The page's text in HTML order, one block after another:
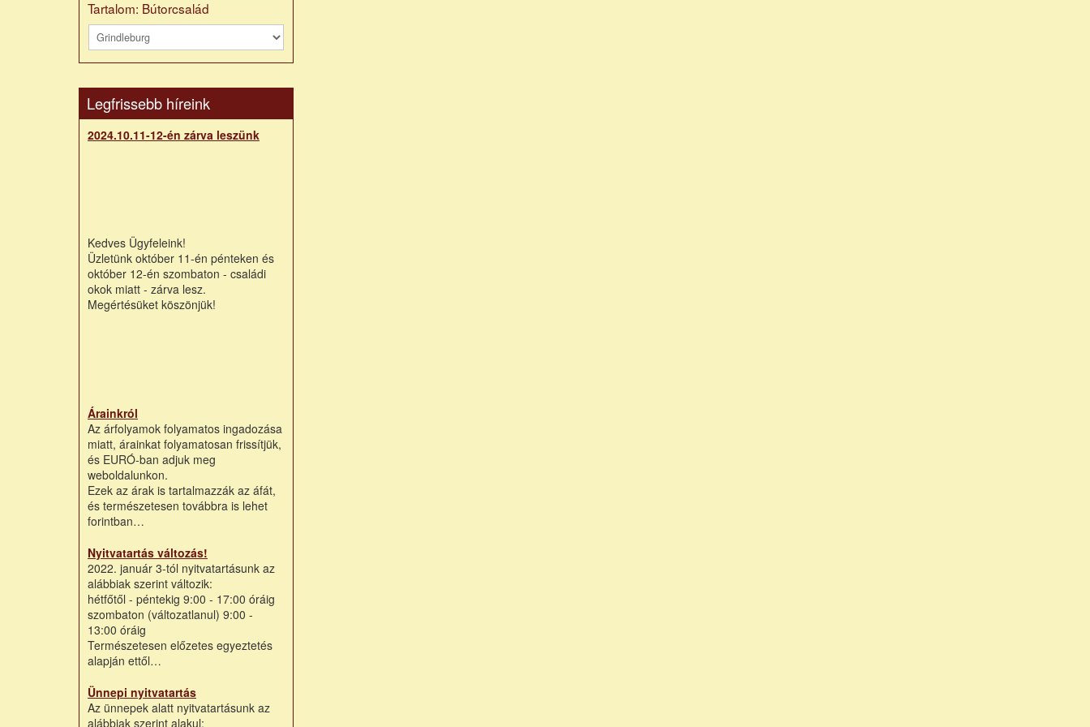
Tartalom: Bútorcsalád
Legfrissebb híreink
2024.10.11-12-én zárva leszünk
Kedves Ügyfeleink!
Üzletünk október 11-én pénteken és
október 12-én szombaton - családi
okok miatt - zárva lesz.
Megértésüket köszönjük!
Árainkról
Az árfolyamok folyamatos ingadozása
miatt, árainkat folyamatosan frissítjük,
és EURÓ-ban adjuk meg
weboldalunkon.
Ezek az árak is tartalmazzák az áfát,
és természetesen továbbra is lehet
forintban…
Nyitvatartás változás!
2022. január 3-tól nyitvatartásunk az
alábbiak szerint változik:
hétfőtől - péntekig 9:00 - 17:00 óráig
szombaton (változatlanul) 9:00 -
13:00 óráig
Természetesen előzetes egyeztetés
alapján ettől…
Ünnepi nyitvatartás
Az ünnepek alatt nyitvatartásunk az
alábbiak szerint alakul: